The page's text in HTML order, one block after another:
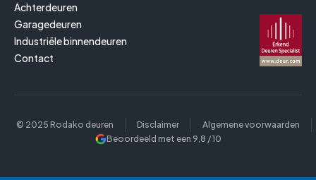
Achterdeuren
Garagedeuren
Industriële binnendeuren
Contact
© 2025 Rodako deuren Disclaimer
Algemene voorwaarden
Beoordeeld met een 9,8 / 10